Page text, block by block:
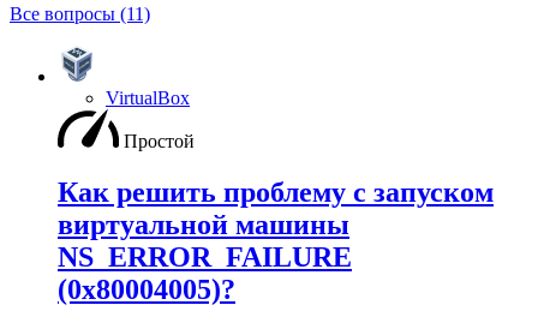
Все вопросы (11)
VirtualBox
Простой
Как решить проблему с запуском
виртуальной машины
NS_ERROR_FAILURE
(0x80004005)?